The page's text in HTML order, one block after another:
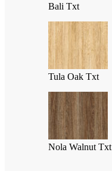
Bali Txt
Tula Oak Txt
Nola Walnut Txt